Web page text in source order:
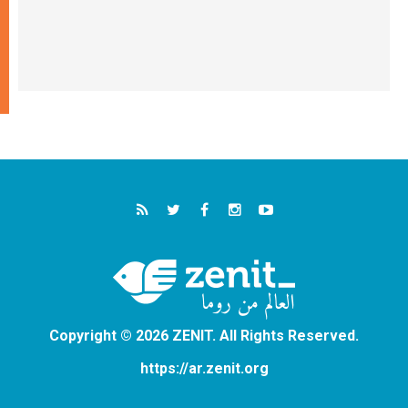
Copyright © 2026 ZENIT. All Rights Reserved.
https://ar.zenit.org